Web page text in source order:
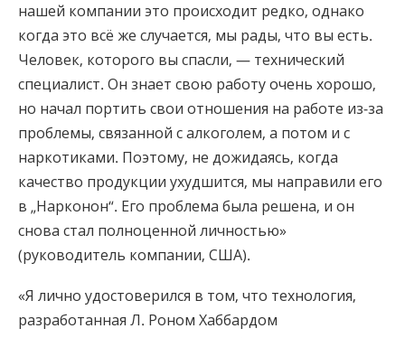
нашей компании это происходит редко, однако
когда это всё же случается, мы рады, что вы есть.
Человек, которого вы спасли, — технический
специалист. Он знает свою работу очень хорошо,
но начал портить свои отношения на работе из-за
проблемы, связанной с алкоголем, а потом и с
наркотиками. Поэтому, не дожидаясь, когда
качество продукции ухудшится, мы направили его
в „Нарконон“. Его проблема была решена, и он
снова стал полноценной личностью»
(руководитель компании, США).
«Я лично удостоверился в том, что технология,
разработанная Л. Роном Хаббардом